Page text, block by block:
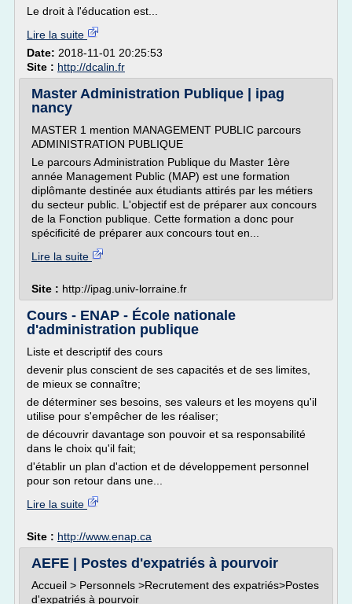
Le droit à l'éducation est...
Lire la suite
Date: 2018-11-01 20:25:53
Site : http://dcalin.fr
Master Administration Publique | ipag
nancy
MASTER 1 mention MANAGEMENT PUBLIC parcours
ADMINISTRATION PUBLIQUE
Le parcours Administration Publique du Master 1ère
année Management Public (MAP) est une formation
diplômante destinée aux étudiants attirés par les métiers
du secteur public. L'objectif est de préparer aux concours
de la Fonction publique. Cette formation a donc pour
spécificité de préparer aux concours tout en...
Lire la suite
Site : http://ipag.univ-lorraine.fr
Cours - ENAP - École nationale
d'administration publique
Liste et descriptif des cours
devenir plus conscient de ses capacités et de ses limites,
de mieux se connaître;
de déterminer ses besoins, ses valeurs et les moyens qu'il
utilise pour s'empêcher de les réaliser;
de découvrir davantage son pouvoir et sa responsabilité
dans le choix qu'il fait;
d'établir un plan d'action et de développement personnel
pour son retour dans une...
Lire la suite
Site : http://www.enap.ca
AEFE | Postes d'expatriés à pourvoir
Accueil > Personnels >Recrutement des expatriés>Postes
d'expatriés à pourvoir